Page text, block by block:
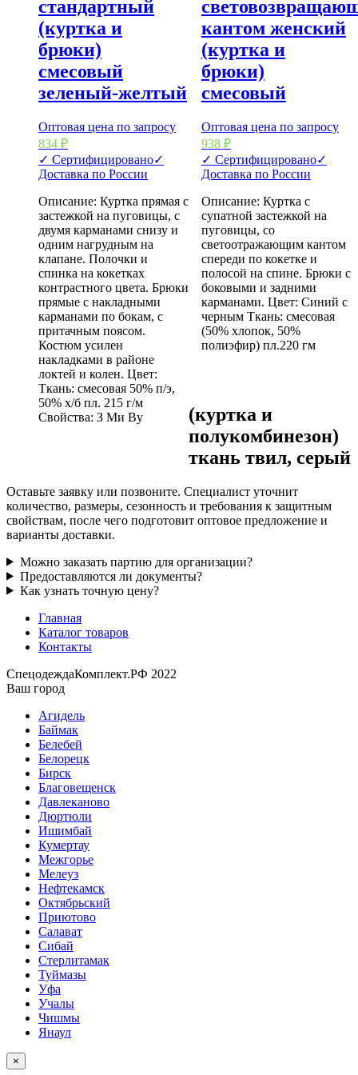
стандартный
(куртка и
брюки)
смесовый
зеленый-желтый
Оптовая цена по запросу
834 ₽
✓ Сертифицировано✓
Доставка по России
Описание: Куртка прямая с
застежкой на пуговицы, с
двумя карманами снизу и
одним нагрудным на
клапане. Полочки и
спинка на кокетках
контрастного цвета. Брюки
прямые с накладными
карманами по бокам, с
притачным поясом.
Костюм усилен
накладками в районе
локтей и колен. Цвет:
Ткань: смесовая 50% п/э,
50% х/б пл. 215 г/м
Свойства: З Ми Ву
кантом женский
(куртка и
брюки)
смесовый
Оптовая цена по запросу
938 ₽
✓ Сертифицировано✓
Доставка по России
Описание: Куртка с
супатной застежкой на
пуговицы, со
светоотражающим кантом
спереди по кокетке и
полосой на спине. Брюки с
боковыми и задними
карманами. Цвет: Синий с
черным Ткань: смесовая
(50% хлопок, 50%
полиэфир) пл.220 гм
(куртка и
полукомбинезон)
ткань твил, серый
Оставьте заявку или позвоните. Специалист уточнит
количество, размеры, сезонность и требования к защитным
свойствам, после чего подготовит оптовое предложение и
варианты доставки.
Можно заказать партию для организации?
Предоставляются ли документы?
Как узнать точную цену?
Главная
Каталог товаров
Контакты
СпецодеждаКомплект.РФ 2022
Ваш город
Агидель
Баймак
Белебей
Белорецк
Бирск
Благовещенск
Давлеканово
Дюртюли
Ишимбай
Кумертау
Межгорье
Мелеуз
Нефтекамск
Октябрьский
Приютово
Салават
Сибай
Стерлитамак
Туймазы
Уфа
Учалы
Чишмы
Янаул
×